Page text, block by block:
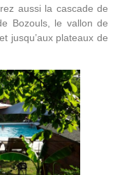
aussi la cascade de
Bozouls, le vallon de
jusqu’aux plateaux de